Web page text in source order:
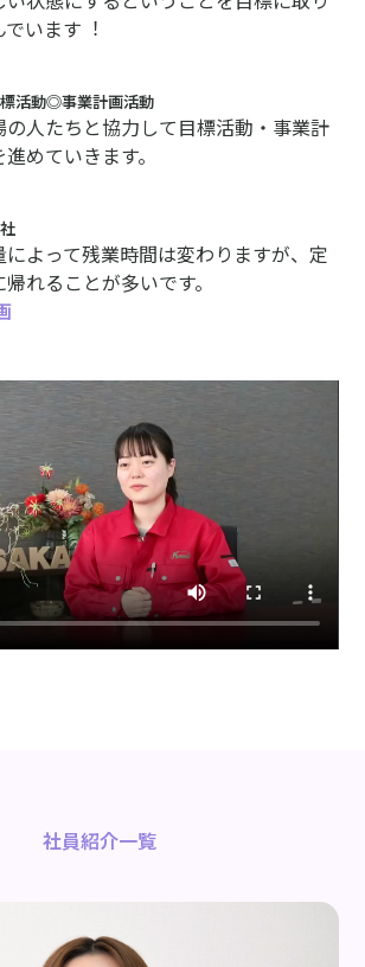
でいます︕
活動◎事業計画活動
の⼈たちと協⼒して⽬標活動・事業計
めていきます。
によって残業時間は変わりますが、定
帰れることが多いです。
社員紹介一覧